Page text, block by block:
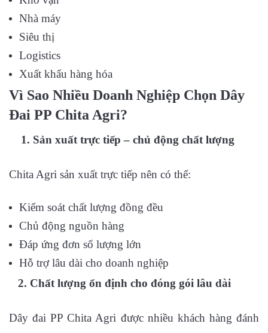
Nhà máy
Siêu thị
Logistics
Xuất khẩu hàng hóa
Vì Sao Nhiều Doanh Nghiệp Chọn Dây
Đai PP Chita Agri?
1. Sản xuất trực tiếp – chủ động chất lượng
Chita Agri sản xuất trực tiếp nên có thể:
Kiểm soát chất lượng đồng đều
Chủ động nguồn hàng
Đáp ứng đơn số lượng lớn
Hỗ trợ lâu dài cho doanh nghiệp
2. Chất lượng ổn định cho đóng gói lâu dài
Dây đai PP Chita Agri được nhiều khách hàng đánh